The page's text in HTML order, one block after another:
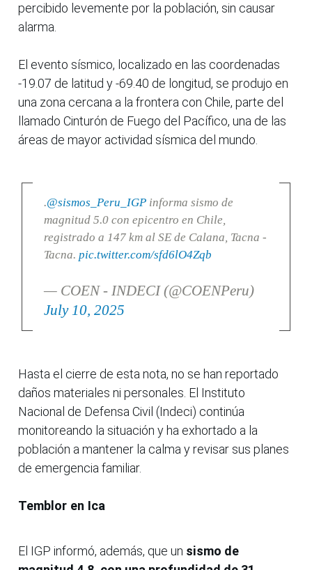
percibido levemente por la población, sin causar
alarma.
El evento sísmico, localizado en las coordenadas
-19.07 de latitud y -69.40 de longitud, se produjo en
una zona cercana a la frontera con Chile, parte del
llamado Cinturón de Fuego del Pacífico, una de las
áreas de mayor actividad sísmica del mundo.
.@sismos_Peru_IGPinforma sismo de
magnitud 5.0 con epicentro en Chile,
registrado a 147 km al SE de Calana, Tacna -
Tacna. pic.twitter.com/sfd6lO4Zqb
— COEN - INDECI (@COENPeru)
July 10, 2025
Hasta el cierre de esta nota, no se han reportado
daños materiales ni personales. El Instituto
Nacional de Defensa Civil (Indeci) continúa
monitoreando la situación y ha exhortado a la
población a mantener la calma y revisar sus planes
de emergencia familiar.
Temblor en Ica
El IGP informó, además, que un sismo de